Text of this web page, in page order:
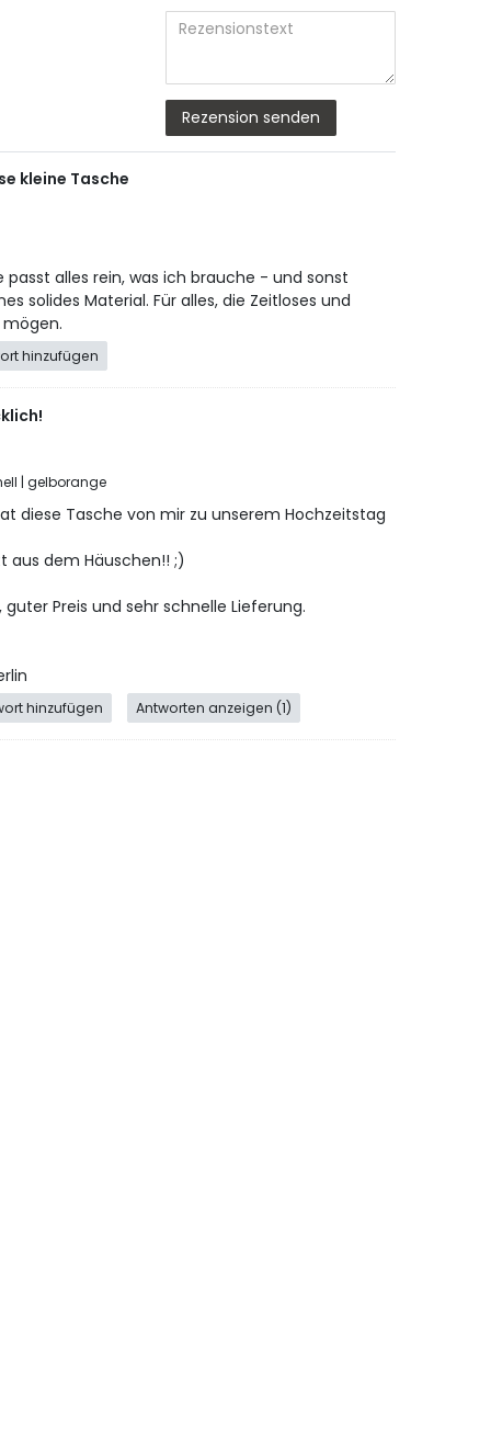
Titel
Rezensionstext
Rezension senden
kleine Tasche
passt alles rein, was ich brauche - und sonst
solides Material. Für alles, die Zeitloses und
hinzufügen
| gelborange
diese Tasche von mir zu unserem Hochzeitstag
aus dem Häuschen!! ;)
Preis und sehr schnelle Lieferung.
hinzufügen Antworten anzeigen (1)